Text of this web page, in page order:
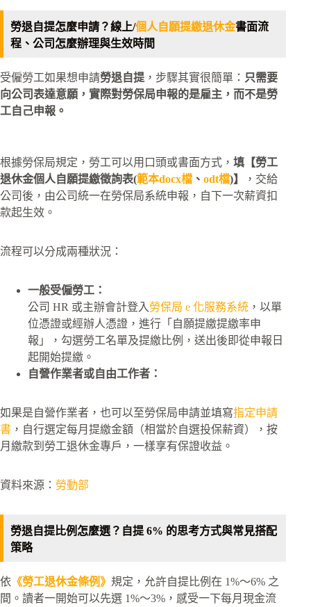
勞退自提怎麼申請？線上/個人自願提繳退休金書面流
程、公司怎麼辦理與生效時間
受僱勞工如果想申請勞退自提 ，步驟其實很簡單： 只需要
向公司表達意願，實際對勞保局申報的是雇主，而不是勞
工自己申報。​
根據勞保局規定，勞工可以用口頭或書面方式， 填【勞工
退休金個人自願提繳徵詢表(範本docx檔 、 odt檔)】
，交給
公司後，由公司統一在勞保局系統申報，自下一次薪資扣
款起生效。​
流程可以分成兩種狀況：
一般受僱勞工：
公司 HR 或主辦會計登入 勞保局 e 化服務系統 ，以單
位憑證或經辦人憑證，進行「自願提繳提繳率申
報」，勾選勞工名單及提繳比例，送出後即從申報日
起開始提繳。​
自營作業者或自由工作者：
如果是自營作業者，也可以至勞保局申請並填寫指定申請
書 ，自行選定每月提繳金額（相當於自選投保薪資），按
月繳款到勞工退休金專戶，一樣享有保證收益。​
資料來源： 勞動部
勞退自提比例怎麼選？自提 6% 的思考方式與常見搭配
策略
依 《勞工退休金條例》 規定，允許自提比例在 1%～6% 之
間。​讀者一開始可以先選 1%～3%，感受一下每月現金流